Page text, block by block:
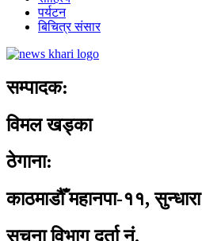
पर्यटन
बिचित्र संसार
सम्पादक:
विमल खड्का
ठेगाना:
काठमाडौँ महानपा-११, सुन्धारा
सूचना विभाग दर्ता नं.